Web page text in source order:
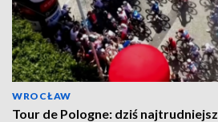
WROCŁAW
Tour de Pologne: dziś